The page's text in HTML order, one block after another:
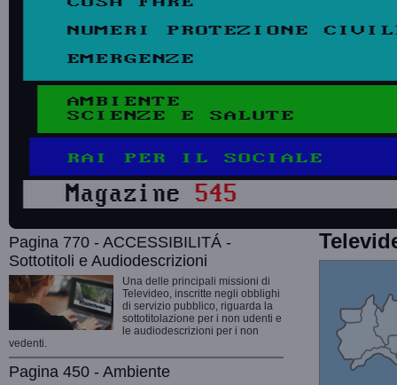
Pagina 770 - ACCESSIBILITÁ -
Sottotitoli e Audiodescrizioni
Una delle principali missioni di
Televideo, inscritte negli obblighi
di servizio pubblico, riguarda la
sottotitolazione per i non udenti e
le audiodescrizioni per i non
vedenti.
Pagina 450 - Ambiente